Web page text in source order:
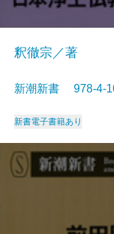
釈徹宗／著
新潮新書 978-4-
新書電子書籍あり